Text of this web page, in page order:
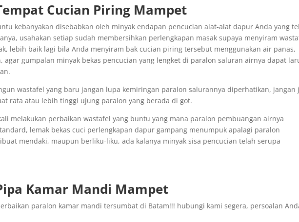
Cucian Piring Mampet
kebanyakan disebabkan oleh minyak endapan pencucian alat-alat dapur Anda yang
usahakan setiap sudah membersihkan perlengkapan masak supaya menyiram
lebih baik lagi bila Anda menyiram bak cucian piring tersebut menggunakan air panas,
agar gumpalan minyak bekas pencucian yang lengket di paralon saluran airnya dapat
wastafel yang baru jangan lupa kemiringan paralon salurannya diperhatikan, jangan
rata atau lebih tinggi ujung paralon yang berada di got.
melakukan perbaikan wastafel yang buntu yang mana paralon pembuangan airnya
lemak bekas cuci perlengkapan dapur gampang menumpuk apalagi paralon
mendaki, maupun berliku-liku, ada kalanya minyak sisa pencucian telah serupa
Kamar Mandi Mampet
paralon kamar mandi tersumbat di Batam!!! hubungi kami segera, persoalan